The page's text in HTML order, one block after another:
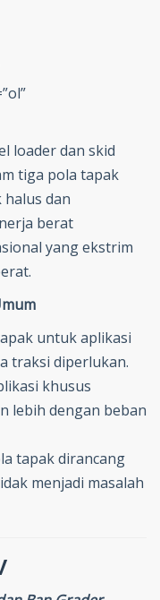
loader dan skid
tiga pola tapak
dan
berat
yang ekstrim
untuk aplikasi
traksi diperlukan.
khusus
lebih dengan beban
tapak dirancang
menjadi masalah